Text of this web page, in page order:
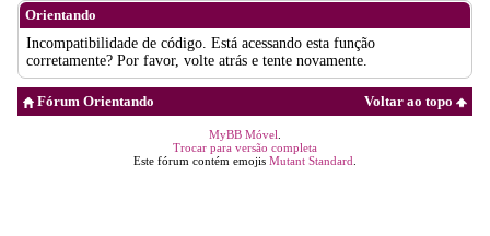
Orientando
Incompatibilidade de código. Está acessando esta função
corretamente? Por favor, volte atrás e tente novamente.
Voltar ao topo
Fórum Orientando
MyBB Móvel
Trocar para versão completa
Este fórum contém emojis Mutant Standard